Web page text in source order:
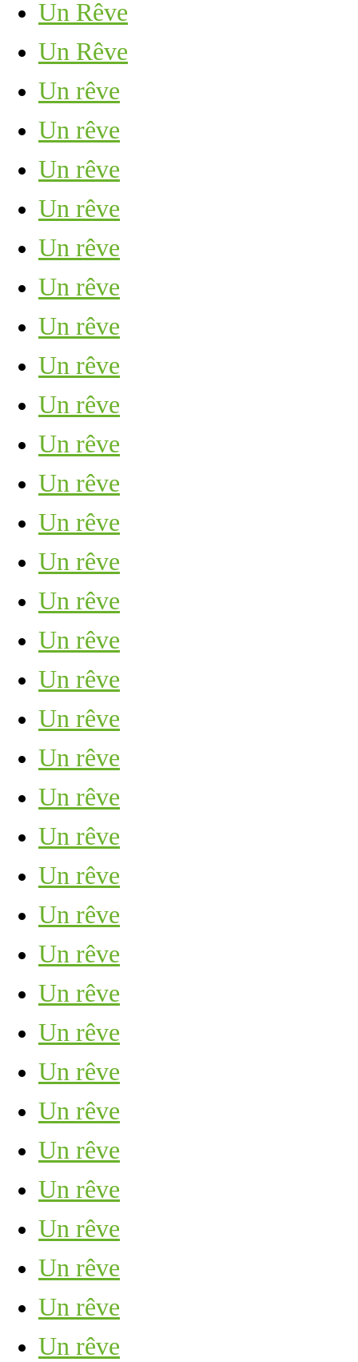
Un Rêve
Un Rêve
Un rêve
Un rêve
Un rêve
Un rêve
Un rêve
Un rêve
Un rêve
Un rêve
Un rêve
Un rêve
Un rêve
Un rêve
Un rêve
Un rêve
Un rêve
Un rêve
Un rêve
Un rêve
Un rêve
Un rêve
Un rêve
Un rêve
Un rêve
Un rêve
Un rêve
Un rêve
Un rêve
Un rêve
Un rêve
Un rêve
Un rêve
Un rêve
Un rêve